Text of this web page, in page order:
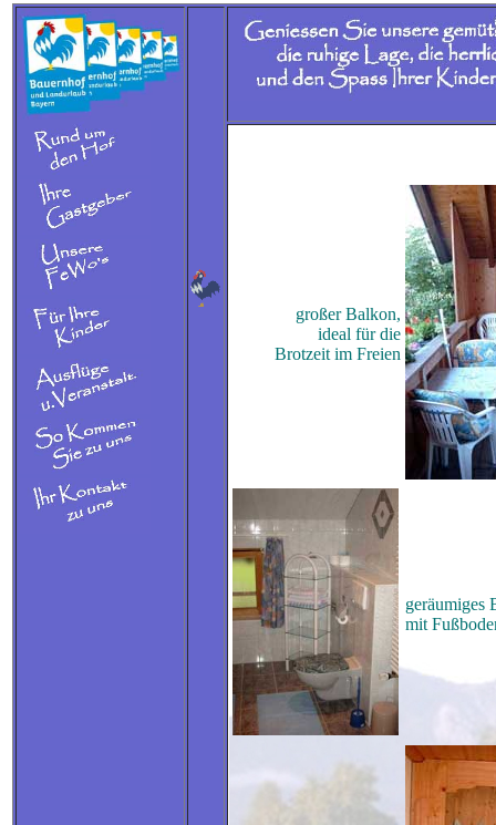
großer Balkon,
ideal für die
Brotzeit im Freien
geräumiges
mit